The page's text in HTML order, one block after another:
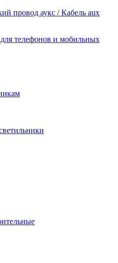
провод аукс / Кабель aux
телефонов и мобильных